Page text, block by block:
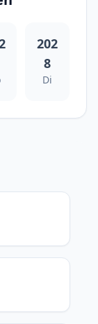
202
8
Di